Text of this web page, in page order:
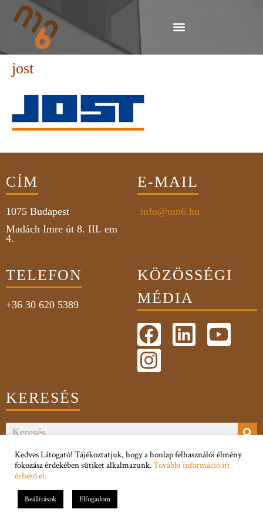
jost
CÍM
1075 Budapest
Madách Imre út 8. III. em
4.
E-MAIL
info@mn6.hu
TELEFON
+36 30 620 5389
KÖZÖSSÉGI
MÉDIA
KERESÉS
Adatkezelési Tájékoztató
Impresszum
Kedves Látogató! Tájékoztatjuk, hogy a honlap felhasználói élmény
fokozása érdekében sütiket alkalmazunk.További információ itt
érhető el.
Beállítások Elfogadom